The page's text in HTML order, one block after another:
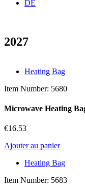
DE
2027
Heating Bag
Item Number: 5680
Microwave Heating
€16.53
Ajouter au panier
Heating Bag
Item Number: 5683